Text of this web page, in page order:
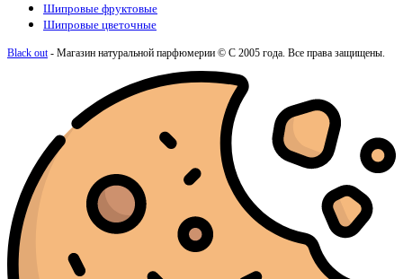
Шипровые фруктовые
Шипровые цветочные
Black out - Магазин натуральной парфюмерии © С 2005 года. Все права защищены.